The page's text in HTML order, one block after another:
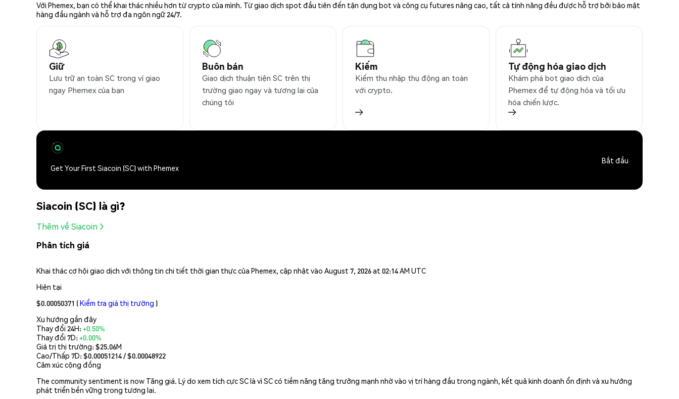
Với Phemex, bạn có thể khai thác nhiều hơn từ crypto của mình. Từ giao dịch spot đầu tiên đến tận dụng bot và công cụ futures nâng cao, tất cả tính năng đều được hỗ trợ bởi bảo mật
hàng đầu ngành và hỗ trợ đa ngôn ngữ 24/7.
Giữ
Lưu trữ an toàn SC trong ví giao
ngay Phemex của bạn
Buôn bán
Giao dịch thuận tiện SC trên thị
trường giao ngay và tương lai của
chúng tôi
Kiếm
Kiếm thu nhập thụ động an toàn
với crypto.
Tự động hóa giao dịch
Khám phá bot giao dịch của
Phemex để tự động hóa và tối ưu
hóa chiến lược.
Get Your First Siacoin (SC) with Phemex
Bắt đầu
Siacoin (SC) là gì?
Thêm về Siacoin
Phân tích giá
Khai thác cơ hội giao dịch với thông tin chi tiết thời gian thực của Phemex, cập nhật vào August 7, 2026 at 02:14 AM UTC
Hiện tại
$0.00050371 (Kiểm tra giá thị trường )
Xu hướng gần đây
Thay đổi 24H:+0.50%
Thay đổi 7D:+0.00%
Giá trị thị trường:$25.06M
Cao/Thấp 7D: $0.00051214/ $0.00048922
Cảm xúc cộng đồng
The community sentiment is now Tăng giá. Lý do xem tích cực SC là vì SC có tiềm năng tăng trưởng mạnh nhờ vào vị trí hàng đầu trong ngành, kết quả kinh doanh ổn định và xu hướng
phát triển bền vững trong tương lai.